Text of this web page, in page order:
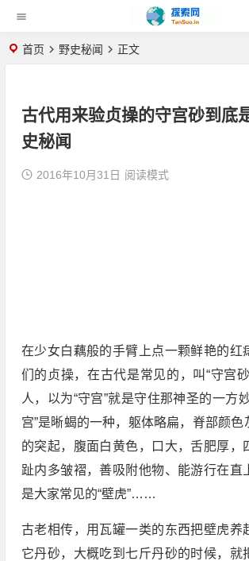
首页 野史秘闻 正文
古代用来验贞操的守宫砂到底
史秘闻
2016年10月31日 阅读模式
在少女白藕般的手臂上点一颗鲜艳的红
们的贞操，在古代是常见的，叫“守宫
人，以为“守宫”就是守住那神圣的一方
宫”是晰蝎的一种，躯体略扁，脊部颜色
的突起，腹面白黄色，口大，舌肥厚，
趾内多皱褶，善吸附他物、能游行在直
是大家常见的“壁虎”……
古老相传，用瓦罐一类的东西把壁虎养
它丹砂，大概吃到七斤丹砂的时候，就